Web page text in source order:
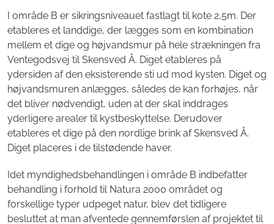
I område B er sikringsniveauet fastlagt til kote 2,5m. Der
etableres et landdige, der lægges som en kombination
mellem et dige og højvandsmur på hele strækningen fra
Ventegodsvej til Skensved Å. Diget etableres på
ydersiden af den eksisterende sti ud mod kysten. Diget og
højvandsmuren anlægges, således de kan forhøjes, når
det bliver nødvendigt, uden at der skal inddrages
yderligere arealer til kystbeskyttelse. Derudover
etableres et dige på den nordlige brink af Skensved Å.
Diget placeres i de tilstødende haver.
Idet myndighedsbehandlingen i område B indbefatter
behandling i forhold til Natura 2000 området og
forskellige typer udpeget natur, blev det tidligere
besluttet at man afventede gennemførslen af projektet til